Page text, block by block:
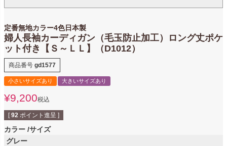
定番無地カラー4色日本製
婦人長袖カーディガン（毛玉防止加工）ロング丈ポケ
ット付き【Ｓ～ＬＬ】（D1012）
商品番号 gd1577
小さいサイズあり 大きいサイズあり
¥9,200税込
[ 92 ポイント進呈 ]
カラー サイズ
グレー